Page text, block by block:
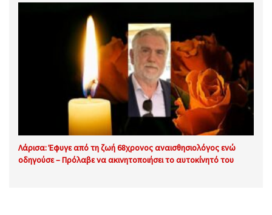
Λάρισα: Έφυγε από τη ζωή 68χρονος αναισθησιολόγος ενώ
οδηγούσε – Πρόλαβε να ακινητοποιήσει το αυτοκίνητό του